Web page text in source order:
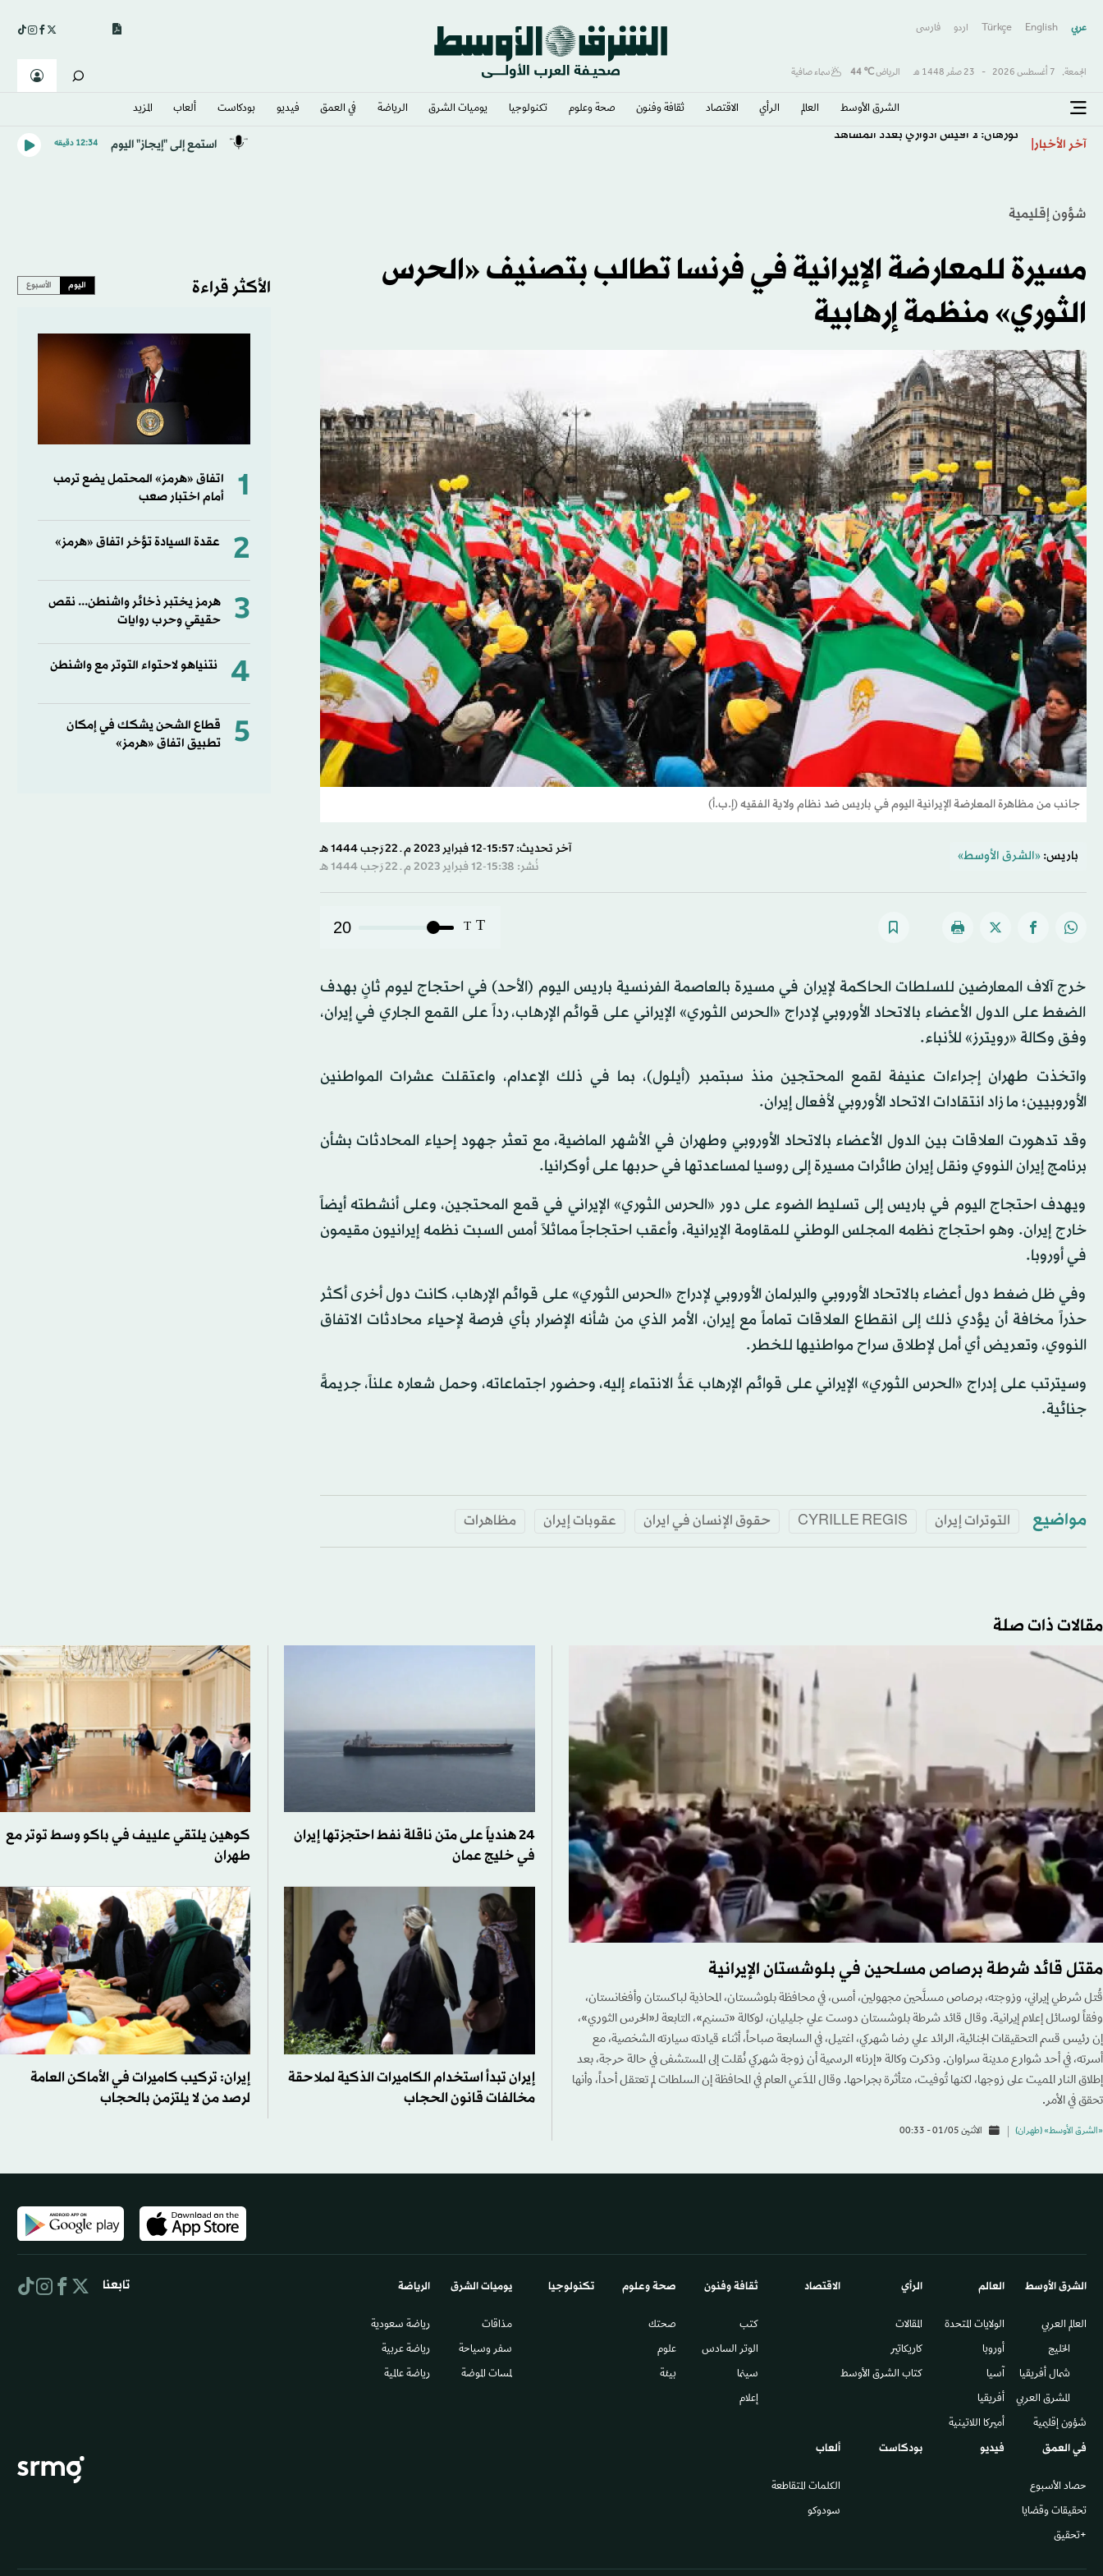
عربي English
Türkçe اردو فارسى
الجمعة, 7 أغسطس 2026 - 23 صفَر 1448 هـ الرياض℃
44 سماء صافية
الشرق الأوسط​ العالم الرأي الاقتصاد ثقافة وفنون صحة وعلوم تكنولوجيا يوميات الشرق​ الرياضة في العمق فيديو بودكاست ألعاب المزيد
آخر الأخبار نورهان: لا أقيس أدواري بعدد المَشاهد استمع إلى "إيجاز" اليوم 12:34 دقيقه
شؤون إقليمية
مسيرة للمعارضة الإيرانية في فرنسا تطالب بتصنيف «الحرس
الثوري» منظمة إرهابية
جانب من مظاهرة المعارضة الإيرانية اليوم في باريس ضد نظام ولاية الفقيه (إ.ب.أ)
باريس: «الشرق الأوسط»
آخر تحديث: 15:57-12 فبراير 2023 م ـ 22 رَجب 1444 هـ
نُشر: 15:38-12 فبراير 2023 م ـ 22 رَجب 1444 هـ
T
T
20
خرج آلاف المعارضين للسلطات الحاكمة لإيران في مسيرة بالعاصمة الفرنسية باريس اليوم (الأحد) في احتجاج ليوم ثانٍ بهدف
الضغط على الدول الأعضاء بالاتحاد الأوروبي لإدراج «الحرس الثوري» الإيراني على قوائم الإرهاب، رداً على القمع الجاري في إيران،
وفق وكالة «رويترز» للأنباء.
واتخذت طهران إجراءات عنيفة لقمع المحتجين منذ سبتمبر (أيلول)، بما في ذلك الإعدام، واعتقلت عشرات المواطنين
الأوروبيين؛ ما زاد انتقادات الاتحاد الأوروبي لأفعال إيران.
وقد تدهورت العلاقات بين الدول الأعضاء بالاتحاد الأوروبي وطهران في الأشهر الماضية، مع تعثر جهود إحياء المحادثات بشأن
برنامج إيران النووي ونقل إيران طائرات مسيرة إلى روسيا لمساعدتها في حربها على أوكرانيا.
ويهدف احتجاج اليوم في باريس إلى تسليط الضوء على دور «الحرس الثوري» الإيراني في قمع المحتجين، وعلى أنشطته أيضاً
خارج إيران. وهو احتجاج نظمه المجلس الوطني للمقاومة الإيرانية، وأعقب احتجاجاً مماثلاً أمس السبت نظمه إيرانيون مقيمون
في أوروبا.
وفي ظل ضغط دول أعضاء بالاتحاد الأوروبي والبرلمان الأوروبي لإدراج «الحرس الثوري» على قوائم الإرهاب، كانت دول أخرى أكثر
حذراً مخافة أن يؤدي ذلك إلى انقطاع العلاقات تماماً مع إيران، الأمر الذي من شأنه الإضرار بأي فرصة لإحياء محادثات الاتفاق
النووي، وتعريض أي أمل لإطلاق سراح مواطنيها للخطر.
وسيترتب على إدراج «الحرس الثوري» الإيراني على قوائم الإرهاب عَدُّ الانتماء إليه، وحضور اجتماعاته، وحمل شعاره علناً، جريمةً
جنائية.
مواضيع التوترات إيران CYRILLE REGIS حقوق الإنسان في ايران عقوبات إيران مظاهرات
الأكثر قراءة اليوم الأسبوع
1
اتفاق «هرمز» المحتمل يضع ترمب
أمام اختبار صعب
2 عقدة السيادة تؤخر اتفاق «هرمز»
3
هرمز يختبر ذخائر واشنطن... نقص
حقيقي وحرب روايات
4 نتنياهو لاحتواء التوتر مع واشنطن
5
قطاع الشحن يشكك في إمكان
تطبيق اتفاق «هرمز»
مقالات ذات صلة
مقتل قائد شرطة برصاص مسلحين في بلوشستان الإيرانية
قُتل شرطي إيراني، وزوجته، برصاص مسلَّحين مجهولين، أمس، في محافظة بلوشستان، المحاذية لباكستان وأفغانستان،
وفقاً لوسائل إعلام إيرانية. وقال قائد شرطة بلوشستان دوست علي جليليان، لوكالة «تسنيم»، التابعة لـ«الحرس الثوري»،
إن رئيس قسم التحقيقات الجنائية، الرائد علي رضا شهركي، اغتيل، في السابعة صباحاً، أثناء قيادته سيارته الشخصية، مع
أسرته، في أحد شوارع مدينة سراوان. وذكرت وكالة «إرنا» الرسمية أن زوجة شهركي نُقلت إلى المستشفى في حالة حرجة، بعد
إطلاق النار المميت على زوجها، لكنها تُوفيت، متأثرة بجراحها. وقال المدَّعي العام في المحافظة إن السلطات لم تعتقل أحداً، وأنها
تحقق في الأمر.
«الشرق الأوسط» (طهران) الاثنين 01/05 - 00:33
24 هندياً على متن ناقلة نفط احتجزتها إيران
في خليج عمان
كوهين يلتقي علييف في باكو وسط توتر مع
طهران
إيران تبدأ استخدام الكاميرات الذكية لملاحقة
مخالفات قانون الحجاب
إيران: تركيب كاميرات في الأماكن العامة
لرصد من لا يلتزمن بالحجاب
الشرق الأوسط​
العالم العربي
الخليج
شمال أفريقيا
المشرق العربي
شؤون إقليمية
العالم
الولايات المتحدة
أوروبا
آسيا
أفريقيا
أميركا اللاتينية
الرأي
المقالات
كاريكاتير
كتاب الشرق الأوسط
الاقتصاد ثقافة وفنون
كتب
الوتر السادس​
سينما
إعلام
صحة وعلوم
صحتك
علوم
بيئة
تكنولوجيا يوميات الشرق​
مذاقات
سفر وسياحة
لمسات الموضة
الرياضة
رياضة سعودية
رياضة عربية
رياضة عالمية
في العمق
حصاد الأسبوع
تحقيقات وقضايا
+تحقيق
فيديو بودكاست ألعاب
الكلمات المتقاطعة
سودوكو
تابعنا